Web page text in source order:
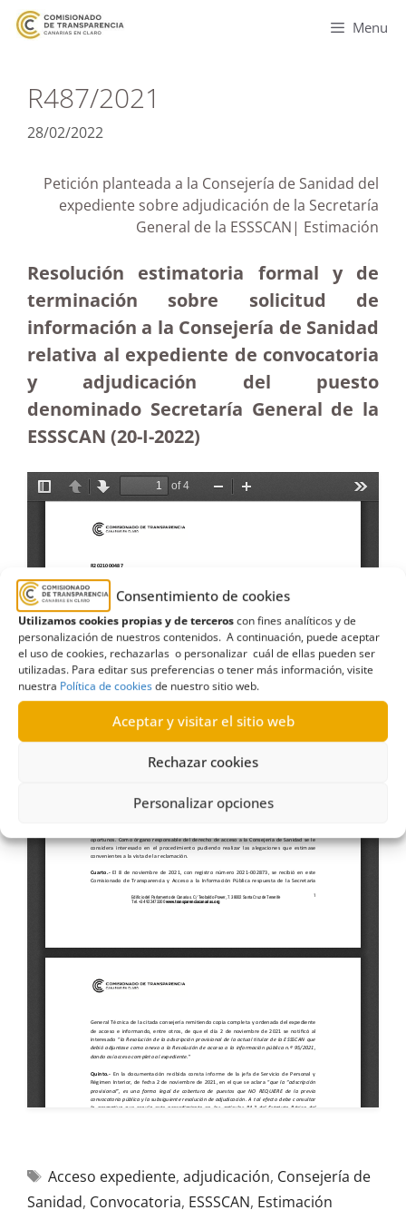
Consentimiento de cookies
Utilizamos cookies propias y de terceroscon fines analíticos y de
personalización de nuestros contenidos. A continuación, puede aceptar
el uso de cookies, rechazarlas o personalizar cuál de ellas pueden ser
utilizadas. Para editar sus preferencias o tener más información, visite
nuestra Política de cookiesde nuestro sitio web.
Aceptar y visitar el sitio web
Rechazar cookies
Personalizar opciones
Menu
R487/2021
28/02/2022
Petición planteada a la Consejería de Sanidad del
expediente sobre adjudicación de la Secretaría
General de la ESSSCAN| Estimación
Resolución estimatoria formal y de
terminación sobre solicitud de
información a la Consejería de Sanidad
relativa al expediente de convocatoria
y adjudicación del puesto
denominado Secretaría General de la
ESSSCAN (20-I-2022)
Acceso expediente, adjudicación, Consejería de
Sanidad, Convocatoria, ESSSCAN, Estimación